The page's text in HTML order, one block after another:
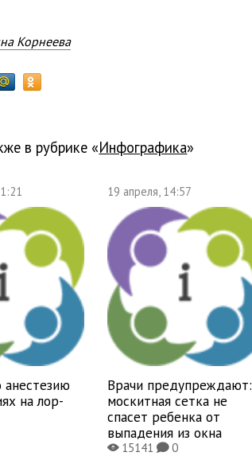
Корнеева
в рубрике « Инфографика»
на лор-
19 апреля, 14:57
Врачи предупреждают:
москитная сетка не
спасет ребенка от
выпадения из окна
X15141K0